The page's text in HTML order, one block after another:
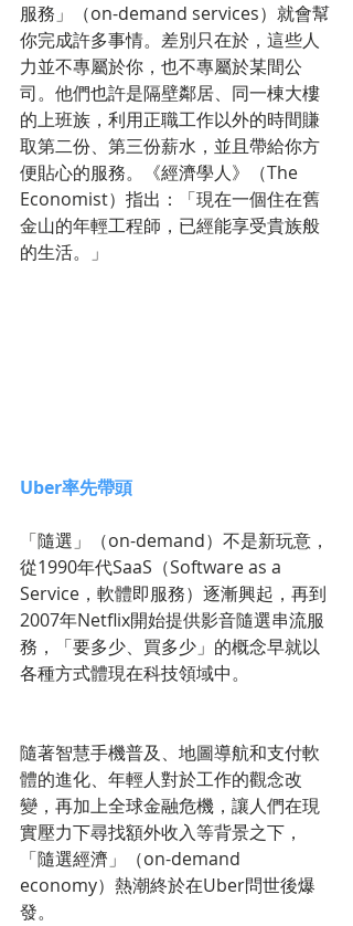
服務」（on-demand services）就會幫
你完成許多事情。差別只在於，這些人
力並不專屬於你，也不專屬於某間公
司。他們也許是隔壁鄰居、同一棟大樓
的上班族，利用正職工作以外的時間賺
取第二份、第三份薪水，並且帶給你方
便貼心的服務。《經濟學人》（The
Economist）指出：「現在一個住在舊
金山的年輕工程師，已經能享受貴族般
的生活。」
Uber率先帶頭
「隨選」（on-demand）不是新玩意，
從1990年代SaaS（Software as a
Service，軟體即服務）逐漸興起，再到
2007年Netflix開始提供影音隨選串流服
務，「要多少、買多少」的概念早就以
各種方式體現在科技領域中。
隨著智慧手機普及、地圖導航和支付軟
體的進化、年輕人對於工作的觀念改
變，再加上全球金融危機，讓人們在現
實壓力下尋找額外收入等背景之下，
「隨選經濟」（on-demand
economy）熱潮終於在Uber問世後爆
發。